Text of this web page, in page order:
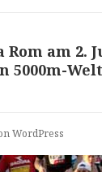
Rom am 2.
5000m-
WordPress